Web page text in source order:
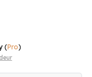
(Pro)